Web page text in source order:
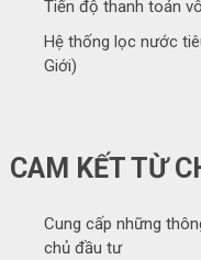
Tiến độ thanh toán
Hệ thống lọc nước
Giới)
CAM KẾT TỪ
Cung cấp những
chủ đầu tư